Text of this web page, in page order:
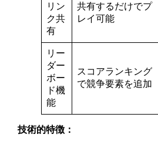
リン
ク共
有
共有するだけでプ
レイ可能
リー
ダー
ボー
ド機
能
スコアランキング
で競争要素を追加
技術的特徴：